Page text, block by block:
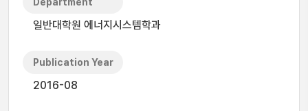
일반대학원 에너지시스템학과
Publication Year
2016-08